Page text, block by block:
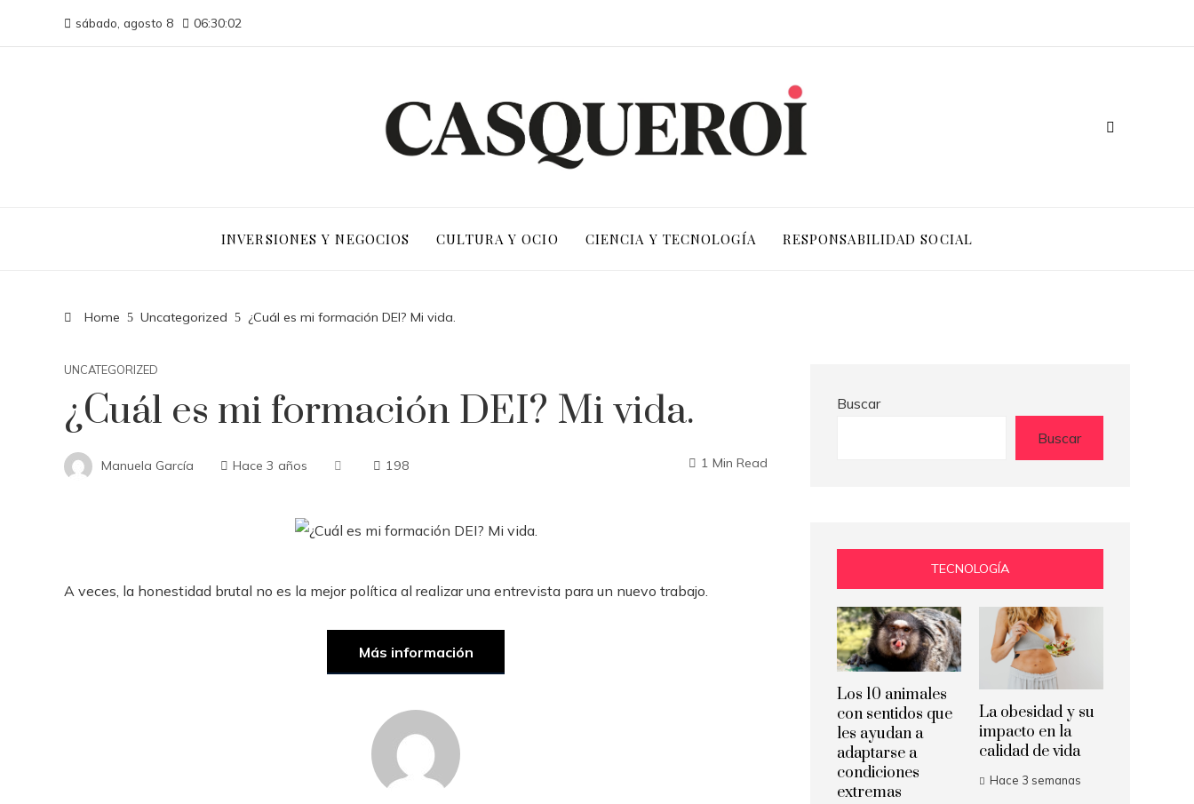
sábado, agosto 8 06:30:02
INVERSIONES Y NEGOCIOS CULTURA Y OCIO CIENCIA Y TECNOLOGÍA RESPONSABILIDAD SOCIAL
Home Uncategorized ¿Cuál es mi formación DEI? Mi vida.
UNCATEGORIZED
¿Cuál es mi formación DEI? Mi vida.
Manuela García Hace 3 años 198 1 Min Read
A veces, la honestidad brutal no es la mejor política al realizar una entrevista para un nuevo trabajo.
Más información
Buscar
Buscar
TECNOLOGÍA
Los 10 animales
con sentidos que
les ayudan a
adaptarse a
condiciones
extremas
La obesidad y su
impacto en la
calidad de vida
Hace 3 semanas